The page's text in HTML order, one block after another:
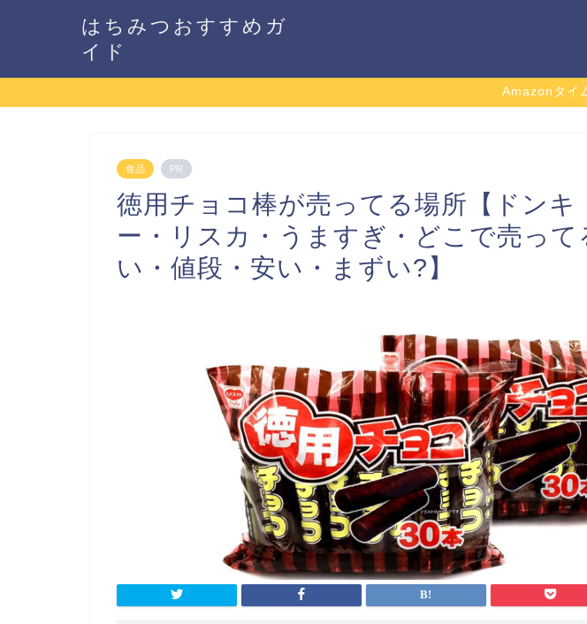
はちみつおすすめガ
イド
Amazonタイ
食品 PR
徳用チョコ棒が売ってる場所【ドンキ
ー・リスカ・うますぎ・どこで売って
い・値段・安い・まずい?】